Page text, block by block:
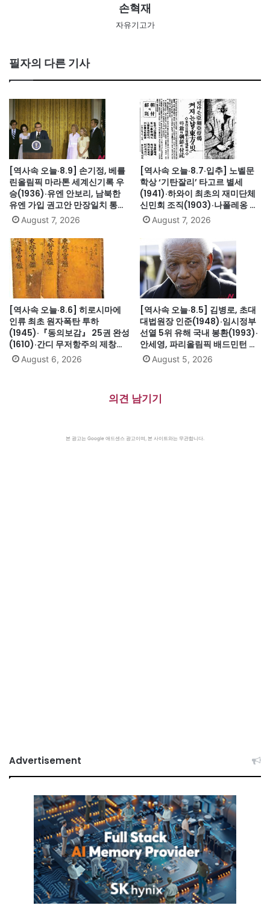
손혁재
자유기고가
필자의 다른 기사
[역사속 오늘·8.9] 손기정, 베를
린올림픽 마라톤 세계신기록 우
승(1936)·유엔 안보리, 남북한
유엔 가입 권고안 만장일치 통과
(1991)·싱가포르, 말레이시아에
서 분리 독립(1965)·닉슨, 워터
게이트로 사상 첫 대통령 사임
(1974)
August 7, 2026
[역사속 오늘·8.7·입추] 노벨문
학상 ‘기탄잘리’ 타고르 별세
(1941)·하와이 최초의 재미단체
신민회 조직(1903)·나폴레옹 세
인트헬레나섬 유배(1815)·英 해
군, 스페인 무적함대 격파
(1588)·美 화성탐사로봇 큐리오
시티 화성 착륙(2012)·日, 화이
트리스트에서 한국 제외(2019)
August 7, 2026
[역사속 오늘·8.6] 히로시마에
인류 최초 원자폭탄 투하
(1945)·『동의보감』 25권 완성
(1610)·간디 무저항주의 제창
(1931)·대전엑스포 개막(1993)·
자메이카, 영국에서 독립(1962)
August 6, 2026
[역사속 오늘·8.5] 김병로, 초대
대법원장 인준(1948)·임시정부
선열 5위 유해 국내 봉환(1993)·
안세영, 파리올림픽 배드민턴 여
자단식 금메달(2024)·하시나 방
글라데시 총리 인도 망명
라 체포, 27년 옥고의 시작
August 5, 2026
의견 남기기
본 광고는 Google 애드센스 광고이며, 본 사이트와는 무관합니다.
Advertisement